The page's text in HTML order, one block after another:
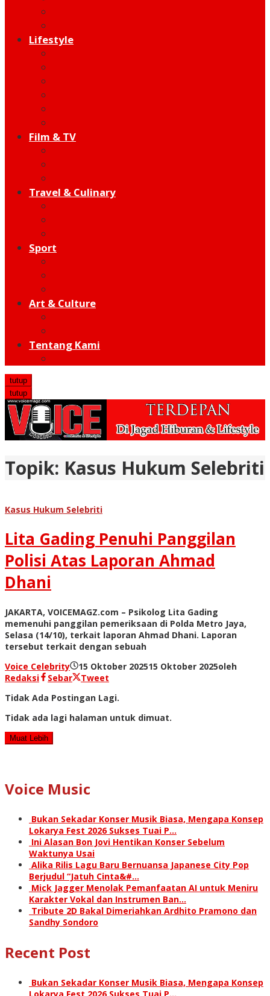
Lifestyle
Film & TV
Travel & Culinary
Sport
Art & Culture
Tentang Kami
tutup
tutup
Topik: Kasus Hukum Selebriti
Kasus Hukum Selebriti
Lita Gading Penuhi Panggilan
Polisi Atas Laporan Ahmad
Dhani
JAKARTA, VOICEMAGZ.com – Psikolog Lita Gading
memenuhi panggilan pemeriksaan di Polda Metro Jaya,
Selasa (14/10), terkait laporan Ahmad Dhani. Laporan
tersebut terkait dengan sebuah
Voice Celebrity
15 Oktober 202515 Oktober 2025oleh
Redaksi
Sebar
Tweet
Tidak Ada Postingan Lagi.
Tidak ada lagi halaman untuk dimuat.
Muat Lebih
Voice Music
Bukan Sekadar Konser Musik Biasa, Mengapa Konsep
Lokarya Fest 2026 Sukses Tuai P…
Ini Alasan Bon Jovi Hentikan Konser Sebelum
Waktunya Usai
Alika Rilis Lagu Baru Bernuansa Japanese City Pop
Berjudul “Jatuh Cinta&#…
Mick Jagger Menolak Pemanfaatan AI untuk Meniru
Karakter Vokal dan Instrumen Ban…
Tribute 2D Bakal Dimeriahkan Ardhito Pramono dan
Sandhy Sondoro
Recent Post
Bukan Sekadar Konser Musik Biasa, Mengapa Konsep